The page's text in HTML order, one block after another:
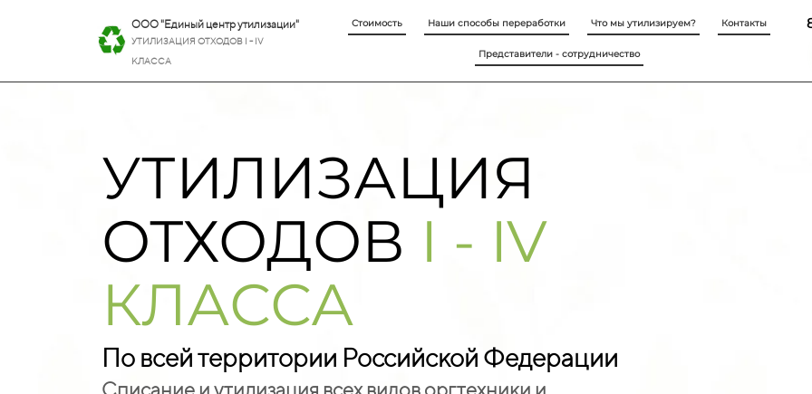
ООО "Единый центр утилизации"
УТИЛИЗАЦИЯ ОТХОДОВ I - IV
КЛАССА
Стоимость Наши способы переработки Что мы утилизируем? Контакты
Представители - сотрудничество
УТИЛИЗАЦИЯ
ОТХОДОВ I - IV
КЛАССА
По всей территории Российской Федерации